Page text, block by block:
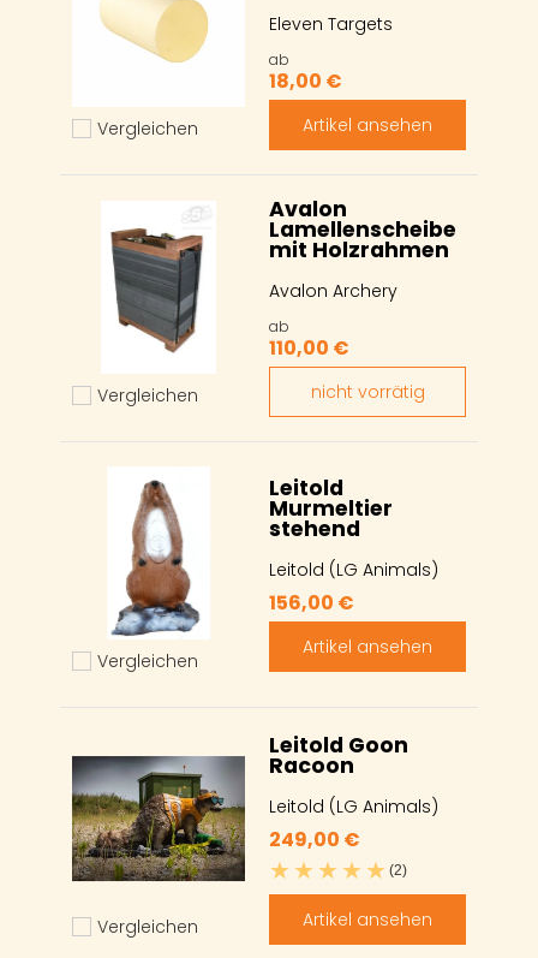
Hinzufügen zum vergleichen
Vergleichen
Eleven Targets
ab
18,00 €
Artikel ansehen
Hinzufügen zum vergleichen
Vergleichen
Avalon
Lamellenscheibe
mit Holzrahmen
Avalon Archery
ab
110,00 €
nicht vorrätig
Hinzufügen zum vergleichen
Vergleichen
Leitold
Murmeltier
stehend
Leitold (LG Animals)
156,00 €
Artikel ansehen
Hinzufügen zum vergleichen
Vergleichen
Leitold Goon
Racoon
Leitold (LG Animals)
249,00 €
(2)
Artikel ansehen